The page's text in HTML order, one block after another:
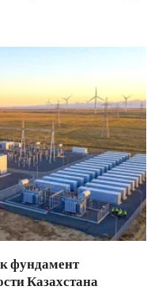
фундамент
Казахстана